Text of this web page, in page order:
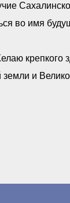
во имя
крепкого
и